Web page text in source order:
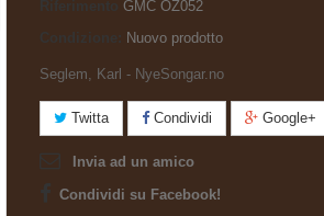
Riferimento
GMC OZ052
Nuovo prodotto
Seglem, Karl - NyeSongar.no
Twitta Condividi Google+
Invia ad un amico
Condividi su Facebook!